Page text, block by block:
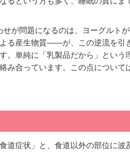
が問題になるのは、ヨーグルト
る産生物質——が、この逆流を引
。単純に「乳製品だから」という
み合っています。この点について
道症状」と、食道以外の部位に波